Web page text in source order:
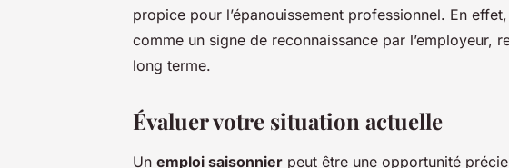
propice pour l’épanouissement professionnel. En
comme un signe de reconnaissance par l’employeur,
long terme.
Évaluer votre situation actuelle
Un emploi saisonnier peut être une opportunité